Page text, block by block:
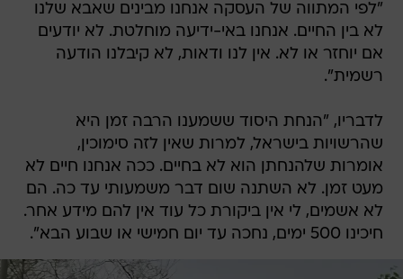
"לפי המתווה של העסקה אנחנו מבינים שאבא שלנו
לא בין החיים. אנחנו באי-ידיעה מוחלטת. לא יודעים
אם יוחזר או לא. אין לנו ודאות, לא קיבלנו הודעה
רשמית".
לדבריו, "הנחת היסוד ששמענו הרבה זמן היא
שהרשויות בישראל, למרות שאין לזה סימוכין,
אומרות שלהנחתן הוא לא בחיים. ככה אנחנו חיים לא
מעט זמן. לא השתנה שום דבר משמעותי עד כה. הם
לא אשמים, לי אין ביקורת כל עוד אין להם מידע אחר.
חיכינו 500 ימים, נחכה עד יום חמישי או שבוע הבא".